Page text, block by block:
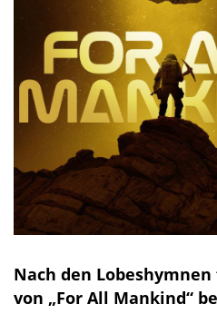
Nach den
von „For All Mankind“